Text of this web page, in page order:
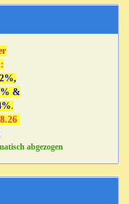
&
.
abgezogen